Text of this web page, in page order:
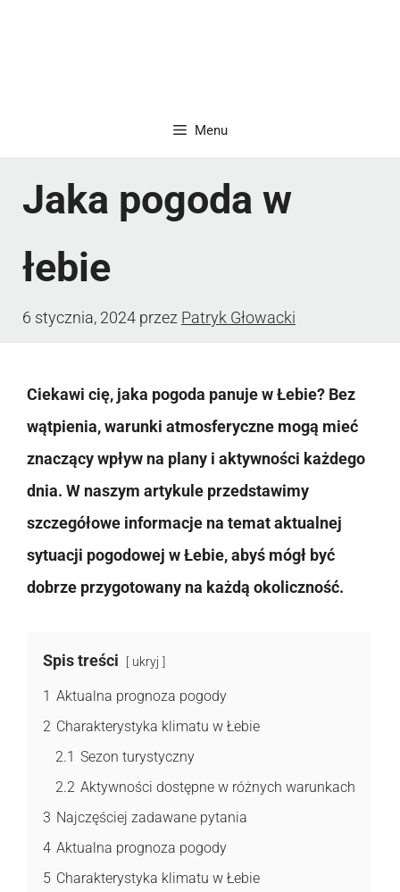
Menu
Jaka pogoda w
łebie
6 stycznia, 2024 przez Patryk Głowacki
Ciekawi cię, jaka pogoda panuje w Łebie? Bez
wątpienia, warunki atmosferyczne mogą mieć
znaczący wpływ na plany i aktywności każdego
dnia. W naszym artykule przedstawimy
szczegółowe informacje na temat aktualnej
sytuacji pogodowej w Łebie, abyś mógł być
dobrze przygotowany na każdą okoliczność.
Spis treści ukryj
1 Aktualna prognoza pogody
2 Charakterystyka klimatu w Łebie
2.1 Sezon turystyczny
2.2 Aktywności dostępne w różnych warunkach
3 Najczęściej zadawane pytania
4 Aktualna prognoza pogody
5 Charakterystyka klimatu w Łebie